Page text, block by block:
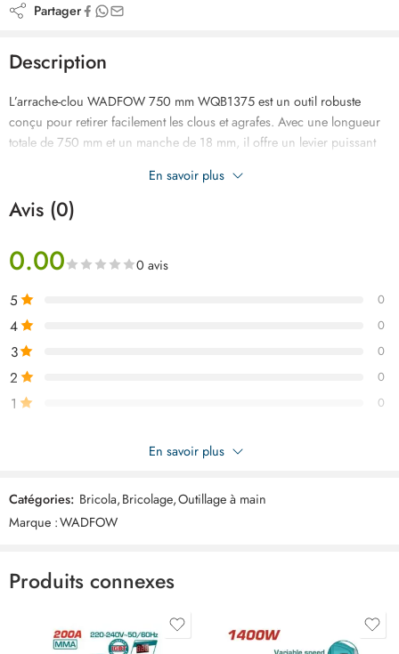
Partager
Description
L’arrache-clou WADFOW 750 mm WQB1375 est un outil robuste
conçu pour retirer facilement les clous et agrafes. Avec une longueur
totale de 750 mm et un manche de 18 mm, il offre un levier puissant
durabilité et résistance. L’outil est emballé sous étiquette, prêt à l’usage.
En savoir plus
Avis (0)
0.00 0 avis
5 0
4 0
3 0
2 0
1 0
Soyez le premier à donner votre avis sur “WADFOW arrache clou
750mm WQB1375”
Commentaires
Il n'y a pas encore de critiques.
En savoir plus
Catégories: Bricola,Bricolage,Outillage à main
Marque :WADFOW
Produits connexes